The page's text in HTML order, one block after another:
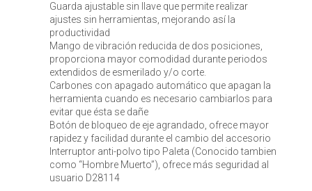
Guarda ajustable sin llave que permite realizar
ajustes sin herramientas, mejorando así la
productividad
Mango de vibración reducida de dos posiciones,
proporciona mayor comodidad durante periodos
extendidos de esmerilado y/o corte.
Carbones con apagado automático que apagan la
herramienta cuando es necesario cambiarlos para
evitar que ésta se dañe
Botón de bloqueo de eje agrandado, ofrece mayor
rapidez y facilidad durante el cambio del accesorio
Interruptor anti-polvo tipo Paleta (Conocido tambien
como “Hombre Muerto”), ofrece más seguridad al
usuario D28114